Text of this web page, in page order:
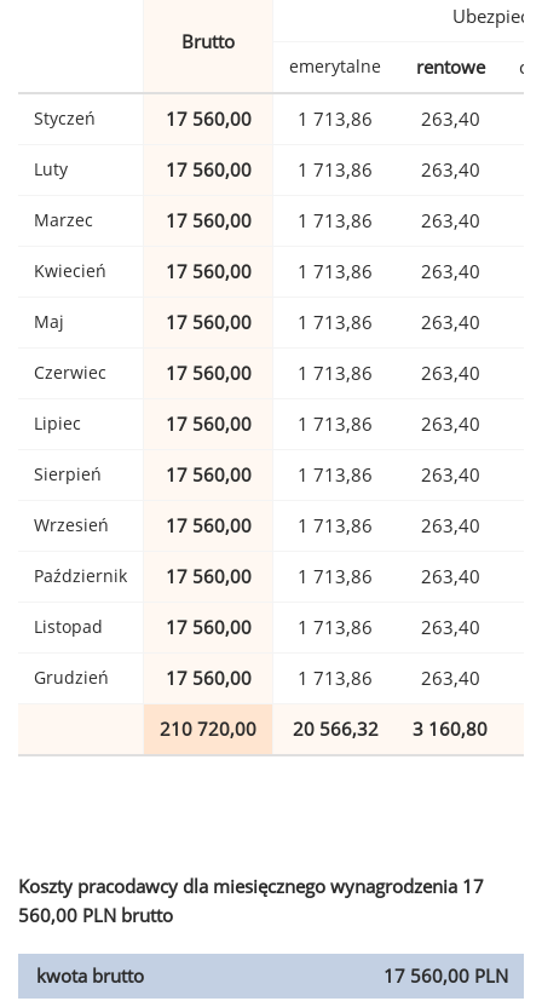
Brutto
emerytalne rentowe
Styczeń 17 560,00 1 713,86 263,40
Luty 17 560,00 1 713,86 263,40
Marzec 17 560,00 1 713,86 263,40
Kwiecień 17 560,00 1 713,86 263,40
Maj 17 560,00 1 713,86 263,40
Czerwiec 17 560,00 1 713,86 263,40
Lipiec 17 560,00 1 713,86 263,40
Sierpień 17 560,00 1 713,86 263,40
Wrzesień 17 560,00 1 713,86 263,40
Październik 17 560,00 1 713,86 263,40
Listopad 17 560,00 1 713,86 263,40
Grudzień 17 560,00 1 713,86 263,40
210 720,00 20 566,32 3 160,80
Koszty pracodawcy dla miesięcznego wynagrodzenia 17
560,00 PLN brutto
kwota brutto
17 560,00 PLN